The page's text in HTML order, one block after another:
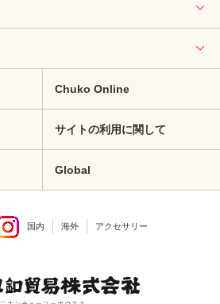
Chuko Online
サイトの利用に関して
Global
国内 海外 アクセサリー